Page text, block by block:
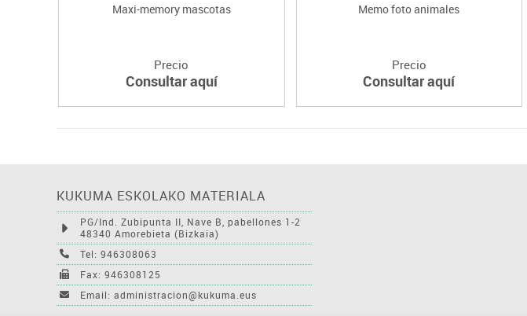
Maxi-memory mascotas
Precio
Consultar aquí
Memo foto animales
Precio
Consultar aquí
KUKUMA ESKOLAKO MATERIALA
PG/Ind. Zubipunta II, Nave B, pabellones 1-2
48340 Amorebieta (Bizkaia)
Tel: 946308063
Fax: 946308125
Email: administracion@kukuma.eus